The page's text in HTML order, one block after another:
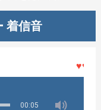
着信音
♥♥♥着
00:05